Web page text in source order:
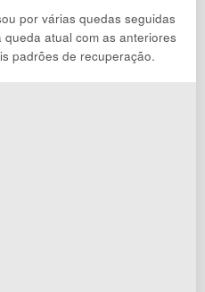
por várias quedas seguidas
atual com as anteriores
padrões de recuperação.